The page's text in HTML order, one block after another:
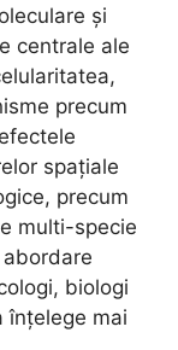
și
centrale ale
precum
spațiale
precum
multi-specie
biologi
înțelege mai